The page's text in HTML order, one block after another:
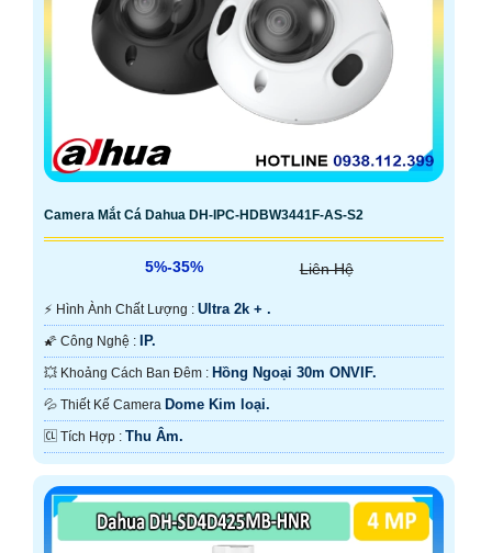
Camera Mắt Cá Dahua DH-IPC-HDBW3441F-AS-S2
5%-35% Liên Hệ
️⚡ Hình Ành Chất Lượng : Ultra 2k + .
🌠 Công Nghệ : IP.
💥 Khoảng Cách Ban Đêm : Hồng Ngoại 30m ONVIF.
💦 Thiết Kế Camera Dome Kim loại.
️🆑 Tích Hợp : Thu Âm.